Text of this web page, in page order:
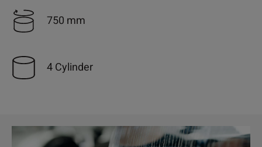
750 mm
4 Cylinder